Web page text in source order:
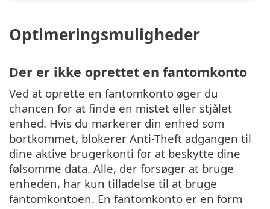
Optimeringsmuligheder
Der er ikke oprettet en fantomkonto
Ved at oprette en fantomkonto øger du
chancen for at finde en mistet eller stjålet
enhed. Hvis du markerer din enhed som
bortkommet, blokerer Anti-Theft adgangen til
dine aktive brugerkonti for at beskytte dine
følsomme data. Alle, der forsøger at bruge
enheden, har kun tilladelse til at bruge
fantomkontoen. En fantomkonto er en form